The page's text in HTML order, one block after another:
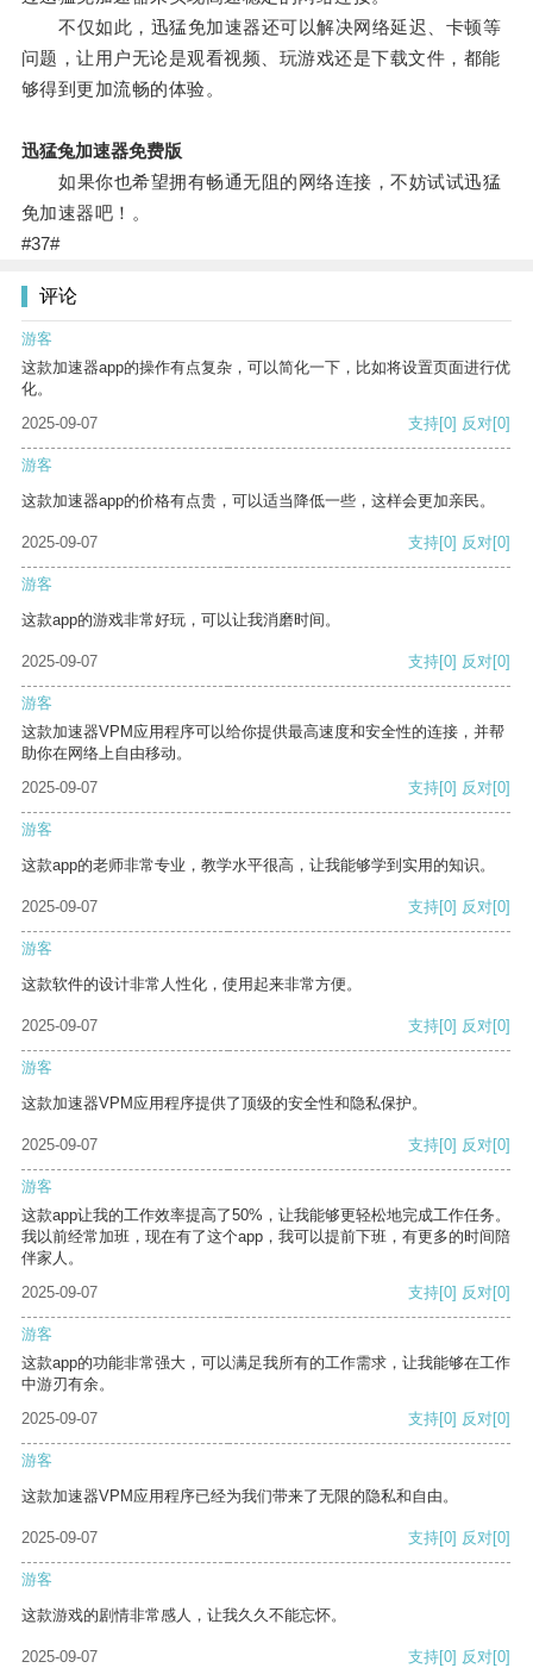
不仅如此，迅猛免加速器还可以解决网络延迟、卡顿等
问题，让用户无论是观看视频、玩游戏还是下载文件，都能
够得到更加流畅的体验。
迅猛兔加速器免费版
如果你也希望拥有畅通无阻的网络连接，不妨试试迅猛
免加速器吧！。
#37#
评论
游客
这款加速器app的操作有点复杂，可以简化一下，比如将设置页面进行优
化。
2025-09-07
支持[0] 反对[0]
游客
这款加速器app的价格有点贵，可以适当降低一些，这样会更加亲民。
2025-09-07 支持[0] 反对[0]
游客
这款app的游戏非常好玩，可以让我消磨时间。
2025-09-07 支持[0] 反对[0]
游客
这款加速器VPM应用程序可以给你提供最高速度和安全性的连接，并帮
助你在网络上自由移动。
2025-09-07
支持[0] 反对[0]
游客
这款app的老师非常专业，教学水平很高，让我能够学到实用的知识。
2025-09-07 支持[0] 反对[0]
游客
这款软件的设计非常人性化，使用起来非常方便。
2025-09-07 支持[0] 反对[0]
游客
这款加速器VPM应用程序提供了顶级的安全性和隐私保护。
2025-09-07 支持[0] 反对[0]
游客
这款app让我的工作效率提高了50%，让我能够更轻松地完成工作任务。
我以前经常加班，现在有了这个app，我可以提前下班，有更多的时间陪
伴家人。
2025-09-07
支持[0] 反对[0]
游客
这款app的功能非常强大，可以满足我所有的工作需求，让我能够在工作
中游刃有余。
2025-09-07
支持[0] 反对[0]
游客
这款加速器VPM应用程序已经为我们带来了无限的隐私和自由。
2025-09-07 支持[0] 反对[0]
游客
这款游戏的剧情非常感人，让我久久不能忘怀。
2025-09-07 支持[0] 反对[0]